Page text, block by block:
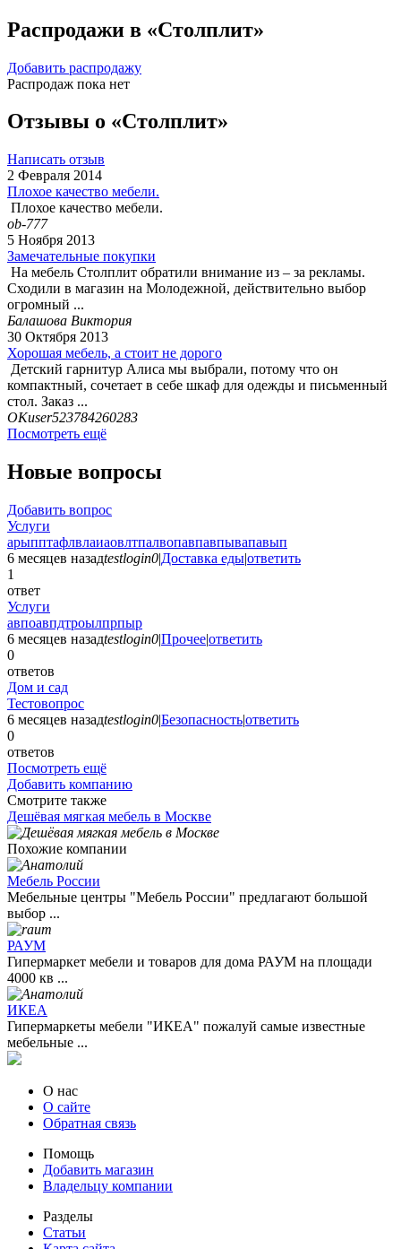
Распродажи в «Столплит»
Добавить распродажу
Распродаж пока нет
Отзывы о «Столплит»
Написать отзыв
2 Февраля 2014
Плохое качество мебели.
Плохое качество мебели.
ob-777
5 Ноября 2013
Замечательные покупки
На мебель Столплит обратили внимание из – за рекламы.
Сходили в магазин на Молодежной, действительно выбор
огромный ...
Балашова Виктория
30 Октября 2013
Хорошая мебель, а стоит не дорого
Детский гарнитур Алиса мы выбрали, потому что он
компактный, сочетает в себе шкаф для одежды и письменный
стол. Заказ ...
OKuser523784260283
Посмотреть ещё
Новые вопросы
Добавить вопрос
Услуги
арыпптафлвлаиаовлтпалвопавпавпывапавып
6 месяцев назадtestlogin0|Доставка еды|ответить
1
ответ
Услуги
авпоавпдтроылпрпыр
6 месяцев назадtestlogin0|Прочее|ответить
0
ответов
Дом и сад
Тестовопрос
6 месяцев назадtestlogin0|Безопасность|ответить
0
ответов
Посмотреть ещё
Добавить компанию
Смотрите также
Дешёвая мягкая мебель в Москве
Похожие компании
Мебель России
Мебельные центры "Мебель России" предлагают большой
выбор ...
РАУМ
Гипермаркет мебели и товаров для дома РАУМ на площади
4000 кв ...
ИКЕА
Гипермаркеты мебели "ИКЕА" пожалуй самые известные
мебельные ...
О нас
О сайте
Обратная связь
Помощь
Добавить магазин
Владельцу компании
Разделы
Статьи